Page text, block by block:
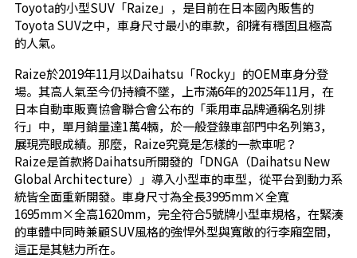
Toyota的小型SUV「Raize」，是目前在日本國內販售的
Toyota SUV之中，車身尺寸最小的車款，卻擁有穩固且極高
的人氣。
Raize於2019年11月以Daihatsu「Rocky」的OEM車身分登
場。其高人氣至今仍持續不墜，上市滿6年的2025年11月，在
日本自動車販賣協會聯合會公布的「乘用車品牌通稱名別排
行」中，單月銷量達1萬4輛，於一般登錄車部門中名列第3，
展現亮眼成績。那麼，Raize究竟是怎樣的一款車呢？
Raize是首款將Daihatsu所開發的「DNGA（Daihatsu New
Global Architecture）」導入小型車的車型，從平台到動力系
統皆全面重新開發。車身尺寸為全長3995mm×全寬
1695mm×全高1620mm，完全符合5號牌小型車規格，在緊湊
的車體中同時兼顧SUV風格的強悍外型與寬敞的行李廂空間，
這正是其魅力所在。